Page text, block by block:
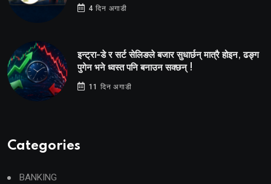
4 दिन अगाडी
इन्ट्रा-डे र सर्ट सेलिङले बजार सुधार्छन् मात्रै होइन, ढङ्ग
पुगेन भने ध्वस्त पनि बनाउन सक्छन् !
11 दिन अगाडी
Categories
BANKING